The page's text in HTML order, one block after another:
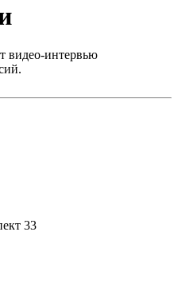
видео-интервью
33